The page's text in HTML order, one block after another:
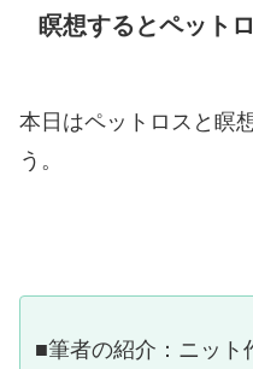
瞑想するとペット
本日はペットロスと瞑
う。
■筆者の紹介：ニット